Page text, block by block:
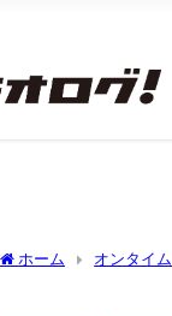
ホーム オンタイム